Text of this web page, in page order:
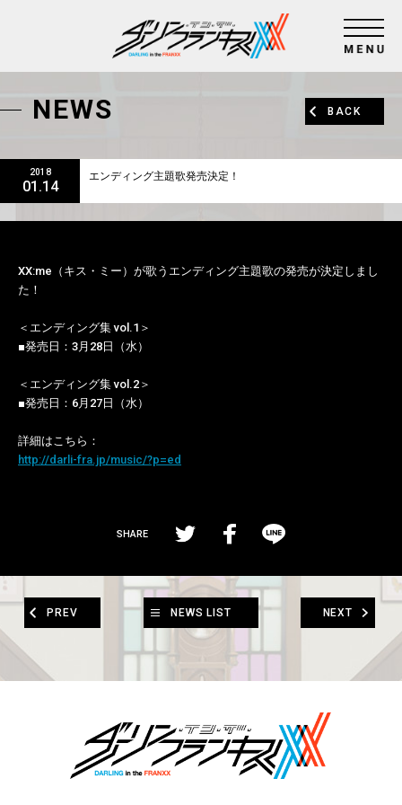
NEWS BACK
2018
01.14
エンディング主題歌発売決定！
XX:me（キス・ミー）が歌うエンディング主題歌の発売が決定しまし
た！
＜エンディング集 vol.1＞
■発売日：3月28日（水）
＜エンディング集 vol.2＞
■発売日：6月27日（水）
詳細はこちら：
http://darli-fra.jp/music/?p=ed
SHARE
PREV NEWS LIST NEXT